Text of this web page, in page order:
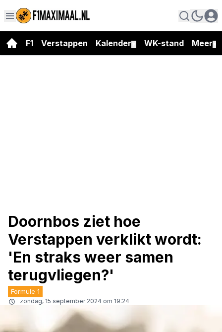
F1 Verstappen Kalender WK-stand Meer
Doornbos ziet hoe
Verstappen verklikt wordt:
'En straks weer samen
terugvliegen?'
Formule 1
zondag, 15 september 2024 om 19:24